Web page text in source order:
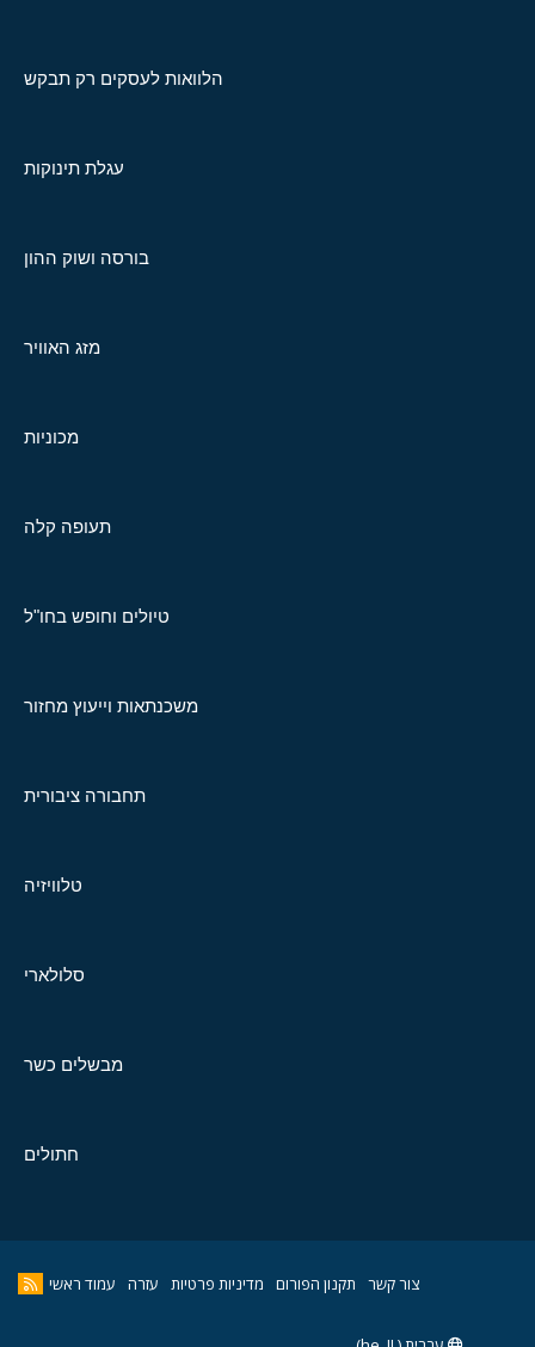
הלוואות לעסקים רק תבקש
עגלת תינוקות
בורסה ושוק ההון
מזג האוויר
מכוניות
תעופה קלה
טיולים וחופש בחו"ל
משכנתאות וייעוץ מחזור
תחבורה ציבורית
טלוויזיה
סלולארי
מבשלים כשר
חתולים
צור קשר תקנון הפורום מדיניות פרטיות עזרה עמוד ראשי